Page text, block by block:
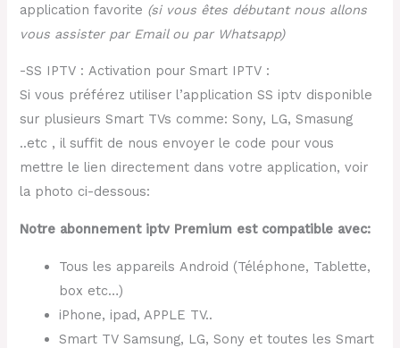
application favorite (si vous êtes débutant nous allons
vous assister par Email ou par Whatsapp)
-SS IPTV : Activation pour Smart IPTV :
Si vous préférez utiliser l’application SS iptv disponible
sur plusieurs Smart TVs comme: Sony, LG, Smasung
..etc , il suffit de nous envoyer le code pour vous
mettre le lien directement dans votre application, voir
la photo ci-dessous:
Notre abonnement iptv Premium est compatible avec:
Tous les appareils Android (Téléphone, Tablette,
box etc…)
iPhone, ipad, APPLE TV..
Smart TV Samsung, LG, Sony et toutes les Smart